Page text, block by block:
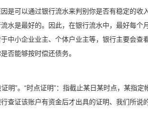
是可以通过银行流水来判别你是否有稳定的
水是最好的。因此，在银行流水中，最好每
中小企业业主、个体户业主等，银行主要会
否能够按时偿还债务。
明”。“时点证明”：指截止某日某时点，某指
查证该账户有资金后才出具的证明、我们所